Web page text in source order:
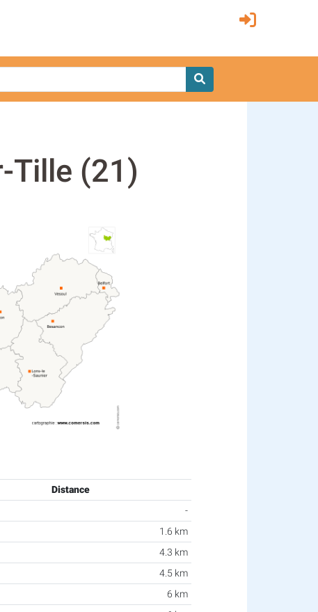
Tille (21)
Distance
-
1.6 km
4.3 km
4.5 km
6 km